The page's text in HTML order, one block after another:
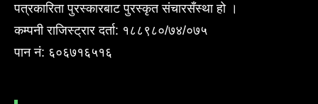
पत्रकारिता पुरस्कारबाट पुरस्कृत संचारसँस्था हो ।
कम्पनी राजिस्ट्रार दर्ता: १८८९८०/७४/०७५
पान नं: ६०६७१६५१६